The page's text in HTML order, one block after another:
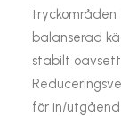
tryckområden
balanserad
stabilt
för in/